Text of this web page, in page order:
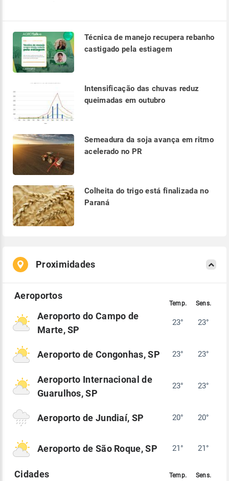
Técnica de manejo recupera rebanho
castigado pela estiagem
Intensificação das chuvas reduz
queimadas em outubro
Semeadura da soja avança em ritmo
acelerado no PR
Colheita do trigo está finalizada no
Paraná
Proximidades
Aeroporto do Campo de
Marte, SP
23° 23°
Aeroporto de Congonhas, SP 23° 23°
Aeroporto Internacional de
Guarulhos, SP
23° 23°
Aeroporto de Jundiaí, SP 20° 20°
Aeroporto de São Roque, SP 21° 21°